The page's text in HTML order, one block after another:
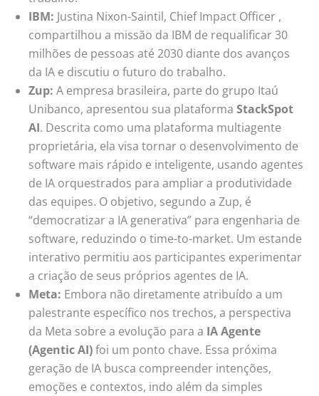
IBM: Justina Nixon-Saintil, Chief Impact Officer ,
compartilhou a missão da IBM de requalificar 30
milhões de pessoas até 2030 diante dos avanços
da IA e discutiu o futuro do trabalho.
Zup: A empresa brasileira, parte do grupo Itaú
Unibanco, apresentou sua plataforma StackSpot
AI. Descrita como uma plataforma multiagente
proprietária, ela visa tornar o desenvolvimento de
software mais rápido e inteligente, usando agentes
de IA orquestrados para ampliar a produtividade
das equipes. O objetivo, segundo a Zup, é
“democratizar a IA generativa” para engenharia de
software, reduzindo o time-to-market. Um estande
interativo permitiu aos participantes experimentar
a criação de seus próprios agentes de IA.
Meta: Embora não diretamente atribuído a um
palestrante específico nos trechos, a perspectiva
da Meta sobre a evolução para a IA Agente
(Agentic AI)foi um ponto chave. Essa próxima
geração de IA busca compreender intenções,
emoções e contextos, indo além da simples